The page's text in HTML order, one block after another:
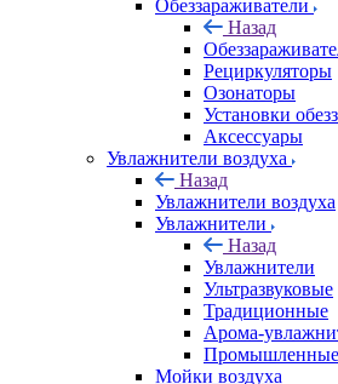
Обеззараживатели
Назад
Рециркуляторы
Озонаторы
Установки
Аксессуары
Увлажнители воздуха
Назад
Увлажнители воздуха
Увлажнители
Назад
Увлажнители
Ультразвуковые
Традиционные
Арома-
Промышленные
Мойки воздуха